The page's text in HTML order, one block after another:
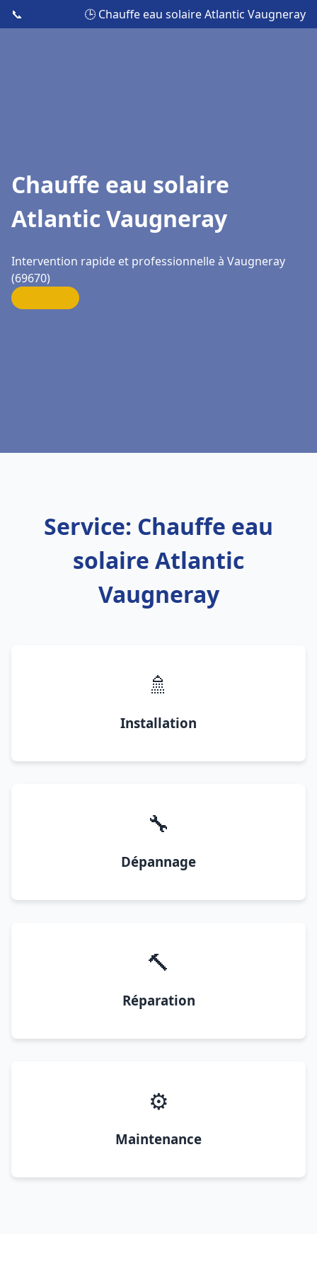
📞 🕒 Chauffe eau solaire Atlantic Vaugneray
Chauffe eau solaire
Atlantic Vaugneray
Intervention rapide et professionnelle à Vaugneray
(69670)
Service: Chauffe eau
solaire Atlantic
Vaugneray
🚿
Installation
🔧
Dépannage
🔨
Réparation
⚙️
Maintenance